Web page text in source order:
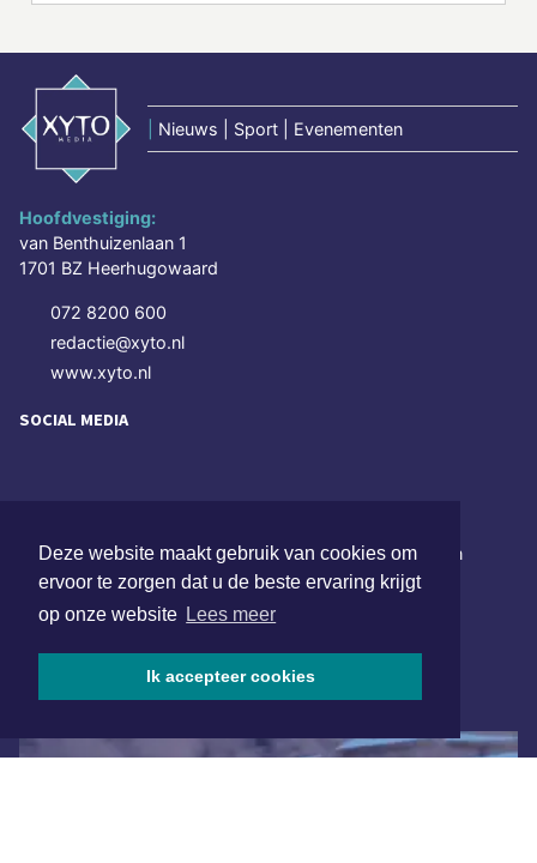
Deze website maakt gebruik van cookies om
ervoor te zorgen dat u de beste ervaring krijgt
op onze website Lees meer
Ik accepteer cookies
Nieuws | Sport | Evenementen
Hoofdvestiging:
van Benthuizenlaan 1
1701 BZ Heerhugowaard
072 8200 600
redactie@xyto.nl
www.xyto.nl
SOCIAL MEDIA
Schrijf je in voor onze nieuwsbrief en krijg wekelijks een
samenvatting van alle gebeurtenissen uit jouw regio.
ONLINE DAGBLADEN